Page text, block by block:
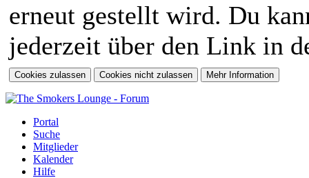
erneut gestellt wird. Du
jederzeit über den Link in
Portal
Suche
Mitglieder
Kalender
Hilfe